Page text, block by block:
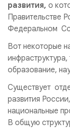
развития, о
Правительстве
Федеральном
Вот некоторые
образование,
Существует
развития
национальные
В общую